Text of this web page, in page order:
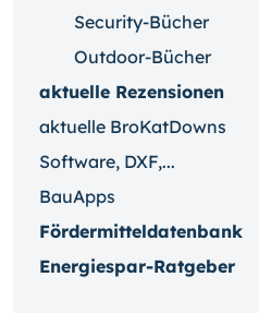
Security-Bücher
Outdoor-Bücher
aktuelle Rezensionen
aktuelle BroKatDowns
Software, DXF,...
BauApps
Fördermitteldatenbank
Energiespar-Ratgeber